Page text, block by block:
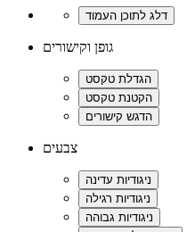
גופן וקישורים
צבעים